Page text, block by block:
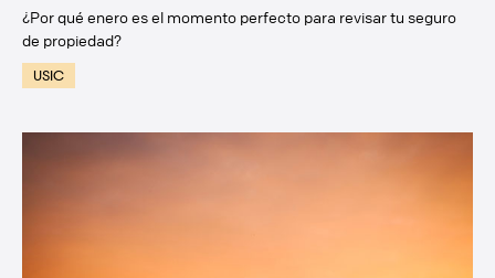
¿Por qué enero es el momento perfecto para revisar tu seguro
de propiedad?
USIC